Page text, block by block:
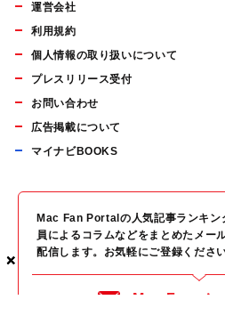
×
×
×
運営会社
利用規約
個人情報の取り扱いについて
プレスリリース受付
お問い合わせ
広告掲載について
マイナビBOOKS
Mac Fan Portalの人気記事ランキン
員によるコラムなどをまとめたメー
配信します。お気軽にご登録ください
Mac Fan メ